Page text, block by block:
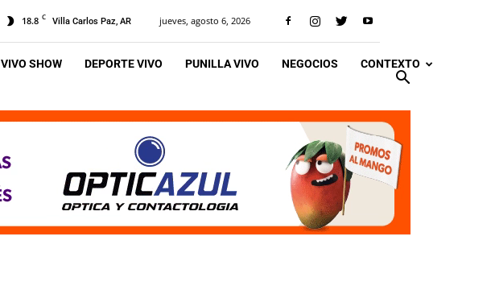
18.8 C Villa Carlos Paz, AR jueves, agosto 6, 2026
VIVO SHOW DEPORTE VIVO PUNILLA VIVO NEGOCIOS CONTEXTO